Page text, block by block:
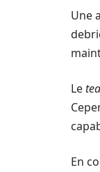
Une
Le
En